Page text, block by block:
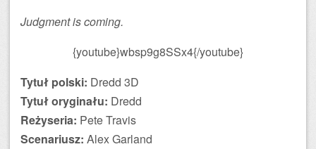
Judgment is coming.
{youtube}wbsp9g8SSx4{/youtube}
Tytuł polski: Dredd 3D
Tytuł oryginału: Dredd
Reżyseria: Pete Travis
Scenariusz: Alex Garland